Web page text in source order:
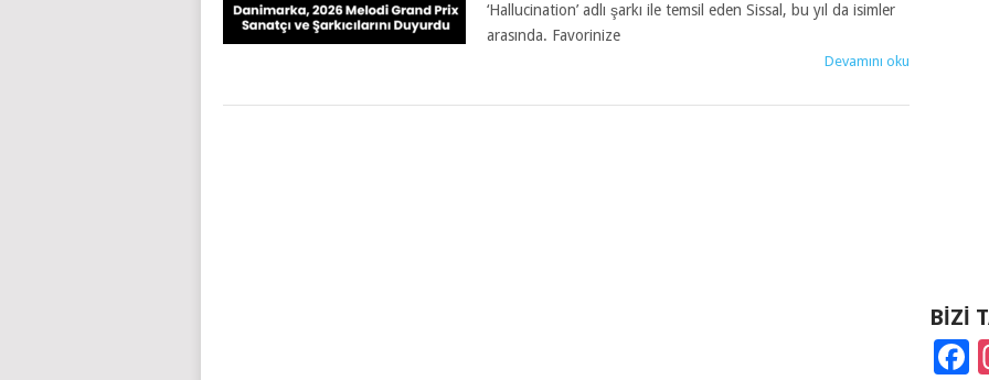
‘Hallucination’ adlı şarkı ile temsil eden Sissal, bu yıl da isimler
arasında. Favorinize
Devamını oku
BIZI